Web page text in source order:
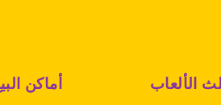
الألعاب أماكن